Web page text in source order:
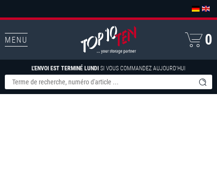
MENU
L'ENVOI EST TERMINÉ LUNDI SI VOUS COMMANDEZ AUJOURD'HUI
0